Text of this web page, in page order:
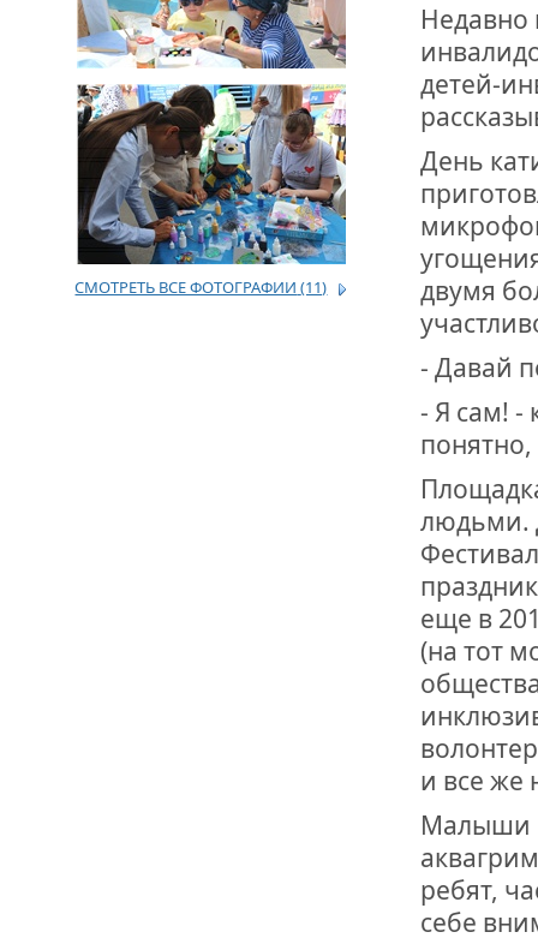
ДРУЖБА НЕ
ВСТРЕЧА
В ДОМЕ
ВНОВЬ О
ДВА
ДО
ЛЮБОЙ
ИНТЕРВЬЮ
«ВЕТЕРАН
МЕМОРИАЛ
ОТМЕТИЛА
РОССИИ
СМОТРЕТЬ ВСЕ ФОТОГРАФИИ (11)
Недавно
детей-
День
двумя
- Давай
- Я сам! -
понятно,
людьми.
еще в
(на тот
и все же
Малыши
ребят,
себе